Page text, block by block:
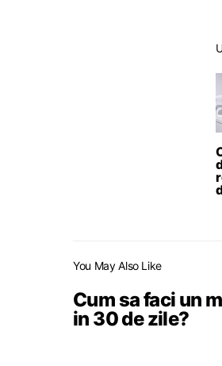
You May Also Like
Cum sa faci un
in 30 de zile?